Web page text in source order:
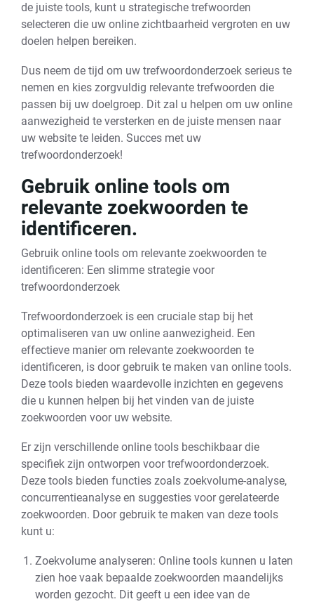
de juiste tools, kunt u strategische trefwoorden
selecteren die uw online zichtbaarheid vergroten en uw
doelen helpen bereiken.
Dus neem de tijd om uw trefwoordonderzoek serieus te
nemen en kies zorgvuldig relevante trefwoorden die
passen bij uw doelgroep. Dit zal u helpen om uw online
aanwezigheid te versterken en de juiste mensen naar
uw website te leiden. Succes met uw
trefwoordonderzoek!
Gebruik online tools om
relevante zoekwoorden te
identificeren.
Gebruik online tools om relevante zoekwoorden te
identificeren: Een slimme strategie voor
trefwoordonderzoek
Trefwoordonderzoek is een cruciale stap bij het
optimaliseren van uw online aanwezigheid. Een
effectieve manier om relevante zoekwoorden te
identificeren, is door gebruik te maken van online tools.
Deze tools bieden waardevolle inzichten en gegevens
die u kunnen helpen bij het vinden van de juiste
zoekwoorden voor uw website.
Er zijn verschillende online tools beschikbaar die
specifiek zijn ontworpen voor trefwoordonderzoek.
Deze tools bieden functies zoals zoekvolume-analyse,
concurrentieanalyse en suggesties voor gerelateerde
zoekwoorden. Door gebruik te maken van deze tools
kunt u:
Zoekvolume analyseren: Online tools kunnen u laten
zien hoe vaak bepaalde zoekwoorden maandelijks
worden gezocht. Dit geeft u een idee van de